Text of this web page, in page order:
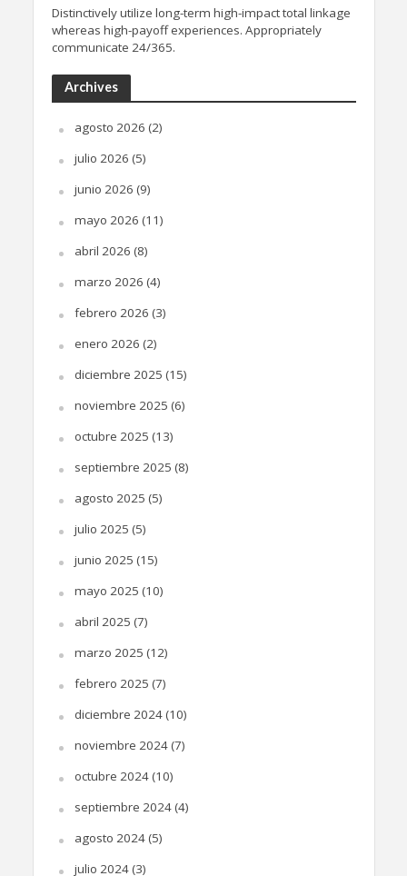
Distinctively utilize long-term high-impact total linkage
whereas high-payoff experiences. Appropriately
communicate 24/365.
Archives
agosto 2026 (2)
julio 2026 (5)
junio 2026 (9)
mayo 2026 (11)
abril 2026 (8)
marzo 2026 (4)
febrero 2026 (3)
enero 2026 (2)
diciembre 2025 (15)
noviembre 2025 (6)
octubre 2025 (13)
septiembre 2025 (8)
agosto 2025 (5)
julio 2025 (5)
junio 2025 (15)
mayo 2025 (10)
abril 2025 (7)
marzo 2025 (12)
febrero 2025 (7)
diciembre 2024(10)
noviembre 2024(7)
octubre 2024(10)
septiembre 2024(4)
agosto 2024(5)
julio 2024(3)